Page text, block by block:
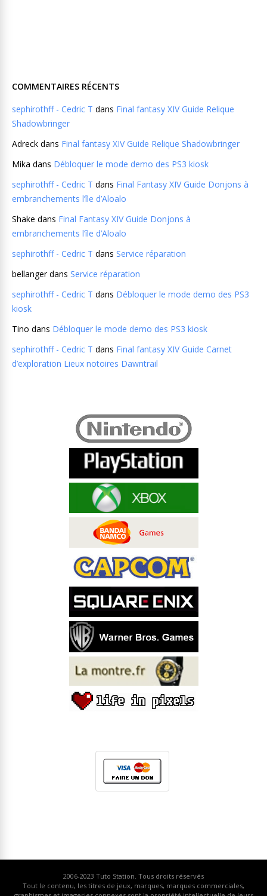
COMMENTAIRES RÉCENTS
sephirothff - Cedric T dans Final fantasy XIV Guide Relique
Shadowbringer
Adreck dans Final fantasy XIV Guide Relique Shadowbringer
Mika dans Débloquer le mode demo des PS3 kiosk
sephirothff - Cedric T dans Final Fantasy XIV Guide Donjons à
embranchements l’île d’Aloalo
Shake dans Final Fantasy XIV Guide Donjons à
embranchements l’île d’Aloalo
sephirothff - Cedric T dans Service réparation
bellangerdans Service réparation
sephirothff - Cedric T dans Débloquer le mode demo des PS3
kiosk
Tino dans Débloquer le mode demo des PS3 kiosk
sephirothff - Cedric T dans Final fantasy XIV Guide Carnet
d’exploration Lieux notoires Dawntrail
2006-2023 Tuto Station. Tous droits réservés
Tout le contenu, les titres de jeux, marques, marques commerciales,